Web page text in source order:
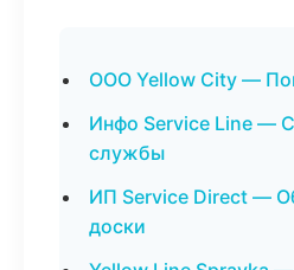
ООО Yellow City —
Инфо Service Line —
службы
ИП Service Direct —
доски